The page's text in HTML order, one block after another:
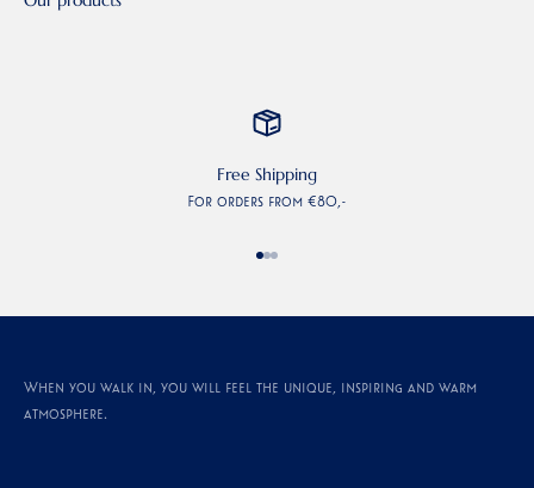
Free Shipping
For orders from €80,-
When you walk in, you will feel the unique, inspiring and warm
atmosphere.